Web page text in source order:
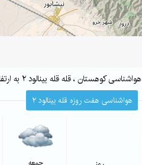
هواشناسی کوهستان ، قله قله بینالود ۲ به ارتفاع 3202 متر طبق پیش بینی هواشناسی کوهستان
هواشناسی هفت روزه قله بینالود ۲